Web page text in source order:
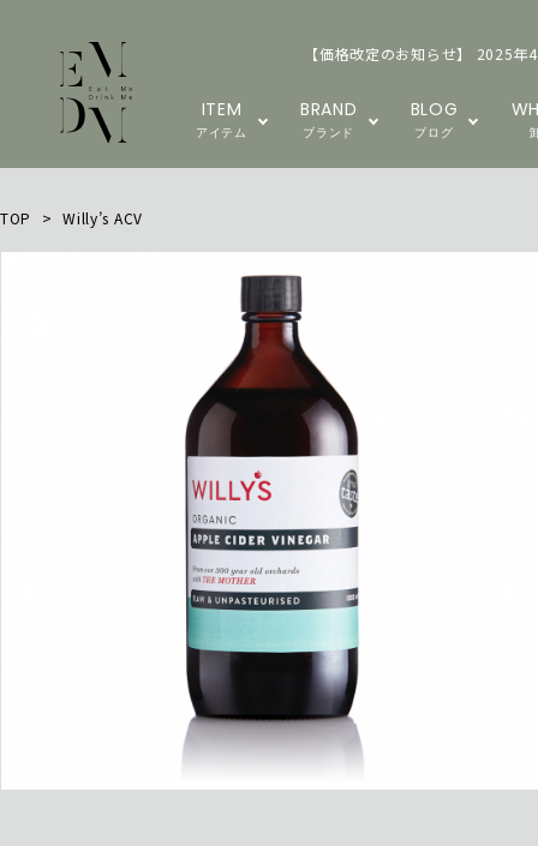
【価格改定のお知らせ】 2025
ITEM
アイテム
BRAND
ブランド
BLOG
ブログ
TOP > Willy’s ACV